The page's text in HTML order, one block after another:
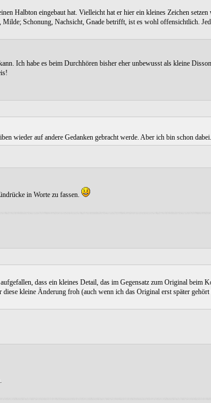
Halbton eingebaut hat. Vielleicht hat er hier ein kleines Zeichen setzen
Schonung, Nachsicht, Gnade betrifft, ist es wohl offensichtlich.
Ich habe es beim Durchhören bisher eher unbewusst als kleine
wieder auf andere Gedanken gebracht werde. Aber ich bin schon dabei.
in Worte zu fassen.
dass ein kleines Detail, das im Gegensatz zum Original beim
kleine Änderung froh (auch wenn ich das Original erst später